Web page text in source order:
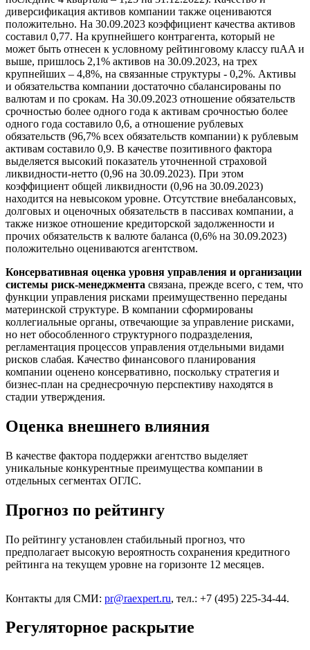
диверсификация активов компании также оцениваются
положительно. На 30.09.2023 коэффициент качества активов
составил 0,77. На крупнейшего контрагента, который не
может быть отнесен к условному рейтинговому классу ruAA и
выше, пришлось 2,1% активов на 30.09.2023, на трех
крупнейших – 4,8%, на связанные структуры - 0,2%. Активы
и обязательства компании достаточно сбалансированы по
валютам и по срокам. На 30.09.2023 отношение обязательств
срочностью более одного года к активам срочностью более
одного года составило 0,6, а отношение рублевых
обязательств (96,7% всех обязательств компании) к рублевым
активам составило 0,9. В качестве позитивного фактора
выделяется высокий показатель уточненной страховой
ликвидности-нетто (0,96 на 30.09.2023). При этом
коэффициент общей ликвидности (0,96 на 30.09.2023)
находится на невысоком уровне. Отсутствие внебалансовых,
долговых и оценочных обязательств в пассивах компании, а
также низкое отношение кредиторской задолженности и
прочих обязательств к валюте баланса (0,6% на 30.09.2023)
положительно оцениваются агентством.
Консервативная оценка уровня управления и организации
системы риск-менеджмента связана, прежде всего, с тем, что
функции управления рисками преимущественно переданы
материнской структуре. В компании сформированы
коллегиальные органы, отвечающие за управление рисками,
но нет обособленного структурного подразделения,
регламентация процессов управления отдельными видами
рисков слабая. Качество финансового планирования
компании оценено консервативно, поскольку стратегия и
бизнес-план на среднесрочную перспективу находятся в
стадии утверждения.
Оценка внешнего влияния
В качестве фактора поддержки агентство выделяет
уникальные конкурентные преимущества компании в
отдельных сегментах ОГЛС.
Прогноз по рейтингу
По рейтингу установлен стабильный прогноз, что
предполагает высокую вероятность сохранения кредитного
рейтинга на текущем уровне на горизонте 12 месяцев.
Контакты для СМИ: pr@raexpert.ru, тел.: +7 (495) 225-34-44.
Регуляторное раскрытие